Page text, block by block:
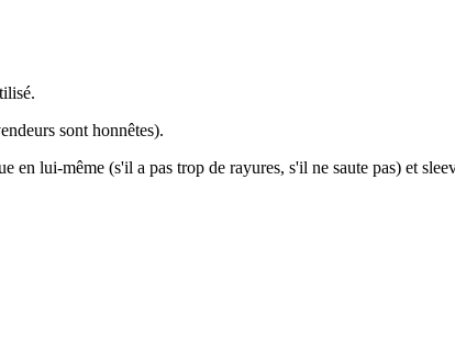
sont honnêtes).
en lui-même (s'il a pas trop de rayures, s'il ne saute pas) et